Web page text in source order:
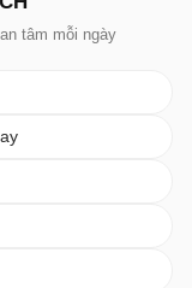
tâm mỗi ngày